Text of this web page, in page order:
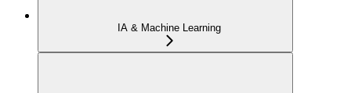
IA & Machine Learning